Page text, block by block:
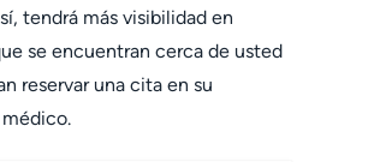
tendrá más visibilidad en
se encuentran cerca de usted
reservar una cita en su